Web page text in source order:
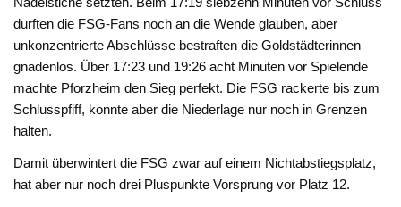
durften die FSG-Fans noch an die Wende glauben, aber
unkonzentrierte Abschlüsse bestraften die Goldstädterinnen
gnadenlos. Über 17:23 und 19:26 acht Minuten vor Spielende
machte Pforzheim den Sieg perfekt. Die FSG rackerte bis zum
Schlusspfiff, konnte aber die Niederlage nur noch in Grenzen
halten.
Damit überwintert die FSG zwar auf einem Nichtabstiegsplatz,
hat aber nur noch drei Pluspunkte Vorsprung vor Platz 12.